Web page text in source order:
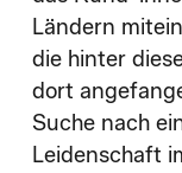
Vorteile und
Vielfalt und
Nachhaltigkeit
Was wir tun
Job Kategorien
Early Careers
Wo wir arbeiten
Ländern
die hinter
dort
Suche nach
Leidenschaft